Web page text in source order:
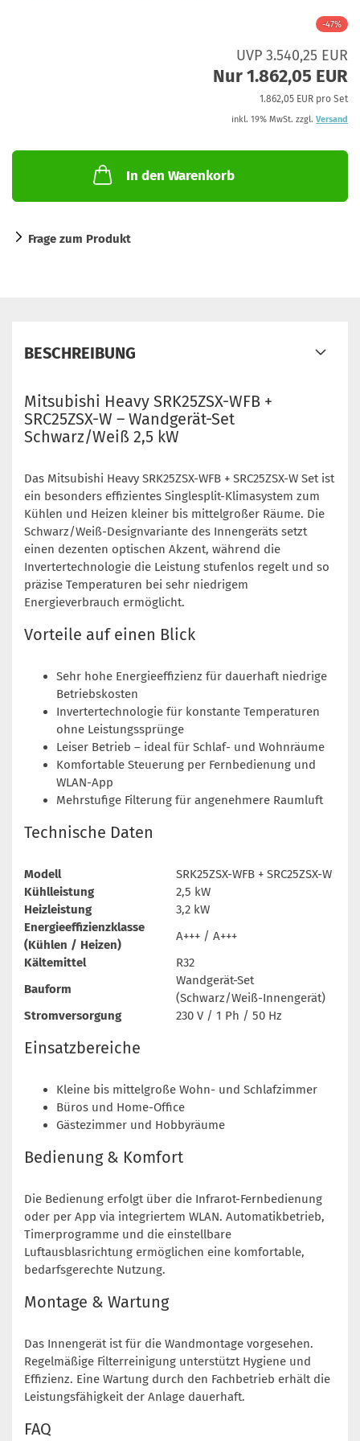
-47%
UVP 3.540,25 EUR
Nur 1.862,05 EUR
1.862,05 EUR pro Set
inkl. 19% MwSt. zzgl. Versand
In den Warenkorb
Frage zum Produkt
BESCHREIBUNG
Mitsubishi Heavy SRK25ZSX-WFB +
SRC25ZSX-W – Wandgerät-Set
Schwarz/Weiß 2,5 kW
Das Mitsubishi Heavy SRK25ZSX-WFB + SRC25ZSX-W Set ist
ein besonders effizientes Singlesplit-Klimasystem zum
Kühlen und Heizen kleiner bis mittelgroßer Räume. Die
Schwarz/Weiß-Designvariante des Innengeräts setzt
einen dezenten optischen Akzent, während die
Invertertechnologie die Leistung stufenlos regelt und so
präzise Temperaturen bei sehr niedrigem
Energieverbrauch ermöglicht.
Vorteile auf einen Blick
Sehr hohe Energieeffizienz für dauerhaft niedrige
Betriebskosten
Invertertechnologie für konstante Temperaturen
ohne Leistungssprünge
Leiser Betrieb – ideal für Schlaf- und Wohnräume
Komfortable Steuerung per Fernbedienung und
WLAN-App
Mehrstufige Filterung für angenehmere Raumluft
Technische Daten
Modell
SRK25ZSX-WFB + SRC25ZSX-W
Kühlleistung
2,5 kW
Heizleistung
3,2 kW
Energieeffizienzklasse
(Kühlen / Heizen)
A+++ / A+++
Kältemittel
R32
Bauform
Wandgerät-Set
(Schwarz/Weiß-Innengerät)
Stromversorgung
230 V / 1 Ph / 50 Hz
Einsatzbereiche
Kleine bis mittelgroße Wohn- und Schlafzimmer
Büros und Home-Office
Gästezimmer und Hobbyräume
Bedienung & Komfort
Die Bedienung erfolgt über die Infrarot-Fernbedienung
oder per App via integriertem WLAN. Automatikbetrieb,
Timerprogramme und die einstellbare
Luftausblasrichtung ermöglichen eine komfortable,
bedarfsgerechte Nutzung.
Montage & Wartung
Das Innengerät ist für die Wandmontage vorgesehen.
Regelmäßige Filterreinigung unterstützt Hygiene und
Effizienz. Eine Wartung durch den Fachbetrieb erhält die
Leistungsfähigkeit der Anlage dauerhaft.
FAQ